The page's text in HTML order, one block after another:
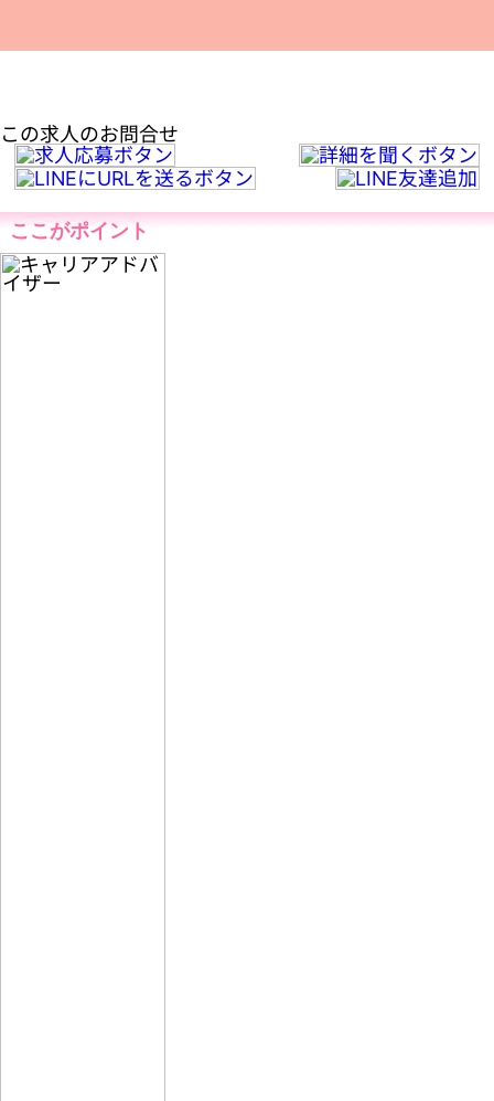
この求人のお問合せ
ここがポイント